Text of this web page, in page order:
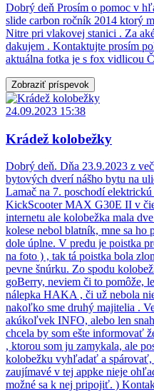
Dobrý deň Prosím o pomoc v
slide carbon ročník 2014 ktorý
Nitre pri vlakovej stanici . Za
dakujem . Kontaktujte prosím
aktuálna fotka je s fox vidlicou
Zobraziť príspevok
24.09.2023 15:38
Krádež kolobežky
Dobrý deň. Dňa 23.9.2023 z
bytových dverí nášho bytu na
Lamač na 7. poschodí
KickScooter MAX G30E II v
internetu ale kolobežka mala
kolese nebol blatník, mne sa
dole úplne. V predu je poistka
na foto ) , tak tá poistka bola
pevne šnúrku. Zo spodu
goBerry, neviem či to pomôže,
nálepka HAKA , či už nebola
nakoľko sme druhý majitelia .
akúkoľvek INFO, alebo len
chcela by som ešte informovať
, ktorou som ju zamykala, ale
kolobežku vyhľadať a spárovať,
zaujímavé v tej appke nieje
možné sa k nej pripojiť. )